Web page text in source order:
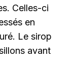
Celles-ci
en
Le sirop
avant